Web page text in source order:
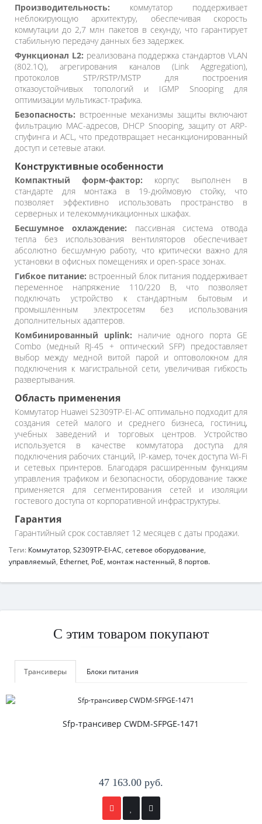
Производительность: коммутатор поддерживает
неблокирующую архитектуру, обеспечивая скорость
коммутации до 2,7 млн пакетов в секунду, что гарантирует
стабильную передачу данных без задержек.
Функционал L2: реализована поддержка стандартов VLAN
(802.1Q), агрегирования каналов (Link Aggregation),
протоколов STP/RSTP/MSTP для построения
отказоустойчивых топологий и IGMP Snooping для
оптимизации мультикаст-трафика.
Безопасность: встроенные механизмы защиты включают
фильтрацию MAC-адресов, DHCP Snooping, защиту от ARP-
спуфинга и ACL, что предотвращает несанкционированный
доступ и сетевые атаки.
Конструктивные особенности
Компактный форм-фактор: корпус выполнен в
стандарте для монтажа в 19-дюймовую стойку, что
позволяет эффективно использовать пространство в
серверных и телекоммуникационных шкафах.
Бесшумное охлаждение: пассивная система отвода
тепла без использования вентиляторов обеспечивает
абсолютно бесшумную работу, что критически важно для
установки в офисных помещениях и open-space зонах.
Гибкое питание: встроенный блок питания поддерживает
переменное напряжение 110/220 В, что позволяет
подключать устройство к стандартным бытовым и
промышленным электросетям без использования
дополнительных адаптеров.
Комбинированный uplink: наличие одного порта GE
Combo (медный RJ-45 + оптический SFP) предоставляет
выбор между медной витой парой и оптоволокном для
подключения к магистральной сети, увеличивая гибкость
развертывания.
Область применения
Коммутатор Huawei S2309TP-EI-AC оптимально подходит для
создания сетей малого и среднего бизнеса, гостиниц,
учебных заведений и торговых центров. Устройство
используется в качестве коммутатора доступа для
подключения рабочих станций, IP-камер, точек доступа Wi-Fi
и сетевых принтеров. Благодаря расширенным функциям
управления трафиком и безопасности, оборудование также
применяется для сегментирования сетей и изоляции
гостевого доступа от корпоративной инфраструктуры.
Гарантия
Гарантийный срок составляет 12 месяцев с даты продажи.
Теги: Коммутатор, S2309TP-EI-AC, сетевое оборудование,
управляемый, Ethernet, PoE, монтаж настенный, 8 портов.
С этим товаром покупают
Трансиверы Блоки питания
Sfp-трансивер CWDM-SFPGE-1471
47 163.00 руб.